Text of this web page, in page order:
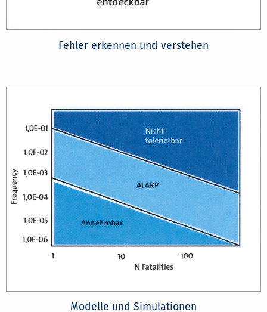
Fehler erkennen und verstehen
Modelle und Simulationen